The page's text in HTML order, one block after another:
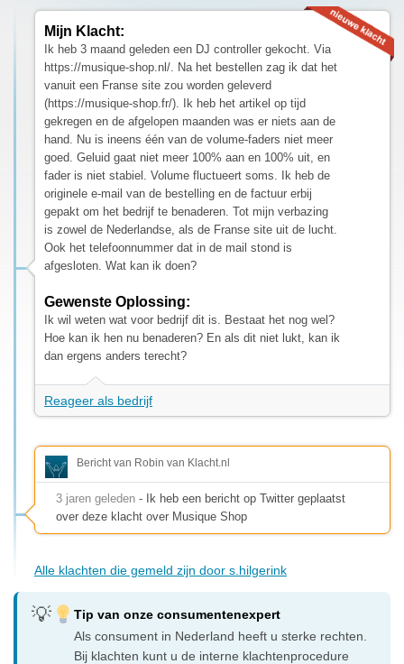
Mijn Klacht:
Ik heb 3 maand geleden een DJ controller gekocht. Via
https://musique-shop.nl/. Na het bestellen zag ik dat het
vanuit een Franse site zou worden geleverd
(https://musique-shop.fr/). Ik heb het artikel op tijd
gekregen en de afgelopen maanden was er niets aan de
hand. Nu is ineens één van de volume-faders niet meer
goed. Geluid gaat niet meer 100% aan en 100% uit, en
fader is niet stabiel. Volume fluctueert soms. Ik heb de
originele e-mail van de bestelling en de factuur erbij
gepakt om het bedrijf te benaderen. Tot mijn verbazing
is zowel de Nederlandse, als de Franse site uit de lucht.
Ook het telefoonnummer dat in de mail stond is
afgesloten. Wat kan ik doen?
Gewenste Oplossing:
Ik wil weten wat voor bedrijf dit is. Bestaat het nog wel?
Hoe kan ik hen nu benaderen? En als dit niet lukt, kan ik
dan ergens anders terecht?
Reageer als bedrijf
Bericht van Robin van Klacht.nl
3 jaren geleden - Ik heb een bericht op Twitter geplaatst
over deze klacht over Musique Shop
Alle klachten die gemeld zijn door s.hilgerink
Tip van onze consumentenexpert
Als consument in Nederland heeft u sterke rechten.
Bij klachten kunt u de interne klachtenprocedure